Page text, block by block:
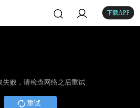
下载APP
失败，请检查网络之后重试
重试